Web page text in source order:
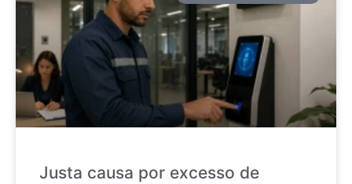
Justa causa por excesso de